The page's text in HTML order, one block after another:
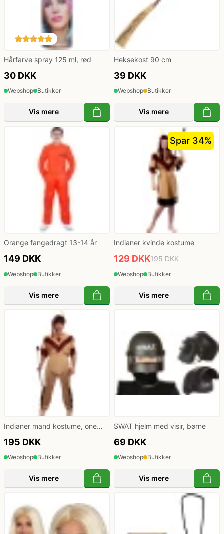
Matros, kaptajn og pilot kostume
Mavedanser kostume
Mexicaner kostume
Nonne, præste, munke kostumer
Paryk og skæg
Pirat kostume
Politi kostume, fange kostume og militær
kostume
Strømper og handsker
Tyroler kostume
Vinger til kostume
Hårfarve spray 125 ml, rød
30 DKK
Webshop Butikker
Vis mere
Heksekost 90 cm
39 DKK
Webshop Butikker
Vis mere
Orange fangedragt 13-14 år
149 DKK
Webshop Butikker
Vis mere
Spar 34%
Indianer kvinde kostume
129 DKK195 DKK
Webshop Butikker
Vis mere
Indianer mand kostume, one
195 DKK
Webshop Butikker
Vis mere
SWAT hjelm med visir, børne
69 DKK
Webshop Butikker
Vis mere